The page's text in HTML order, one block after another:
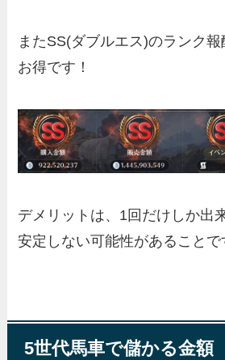
またSS(ダブルエス)のランク
お得です！
デメリットは、1回だけしか出
安定しない可能性があることで
5世代馬車で儲かる金額